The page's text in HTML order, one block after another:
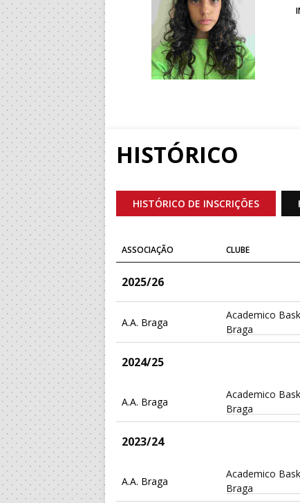
HISTÓRICO
HISTÓRICO DE INSCRIÇÕES
ASSOCIAÇÃO CLUBE
2025/26
A.A. Braga
Academico
Braga
2024/25
A.A. Braga
Academico
Braga
2023/24
A.A. Braga
Academico
Braga